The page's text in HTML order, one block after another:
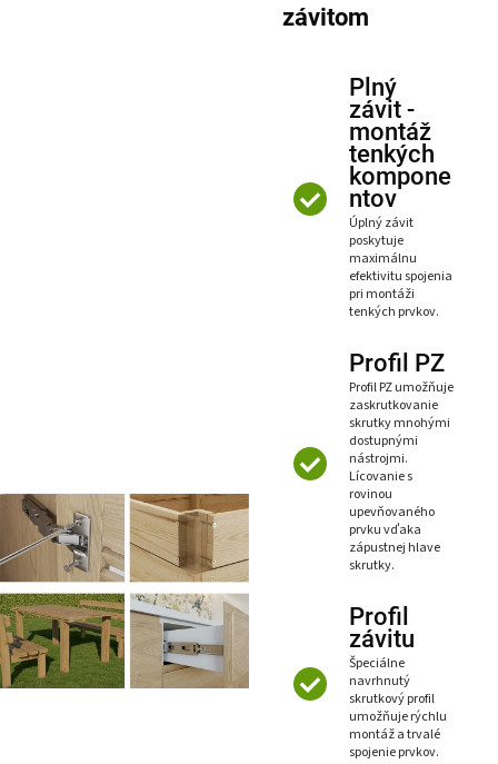
závitom
Plný
závit -
montáž
tenkých
kompone
ntov
Úplný závit
poskytuje
maximálnu
efektivitu spojenia
pri montáži
tenkých prvkov.
Profil PZ
Profil PZ umožňuje
zaskrutkovanie
skrutky mnohými
dostupnými
nástrojmi.
Lícovanie s
rovinou
upevňovaného
prvku vďaka
zápustnej hlave
skrutky.
Profil
závitu
Špeciálne
navrhnutý
skrutkový profil
umožňuje rýchlu
montáž a trvalé
spojenie prvkov.